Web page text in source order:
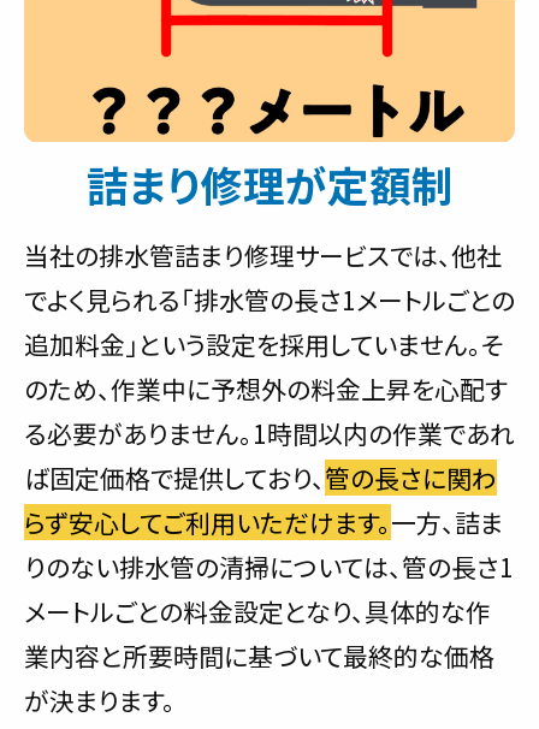
詰まり修理が定額制
当社の排水管詰まり修理サービスでは、他社
でよく見られる「排水管の長さ1メートルごとの
追加料金」という設定を採用していません。そ
のため、作業中に予想外の料金上昇を心配す
る必要がありません。1時間以内の作業であれ
ば固定価格で提供しており、管の長さに関わ
らず安心してご利用いただけます。一方、詰ま
りのない排水管の清掃については、管の長さ1
メートルごとの料金設定となり、具体的な作
業内容と所要時間に基づいて最終的な価格
が決まります。